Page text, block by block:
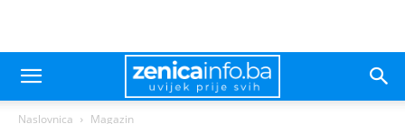
Naslovnica Magazin